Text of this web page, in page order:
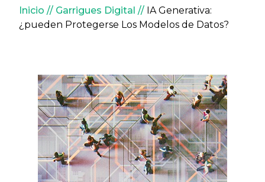
Sobrescribir enlaces de
Inicio Garrigues Digital
IA Generativa:
¿pueden Protegerse Los Modelos de Datos?